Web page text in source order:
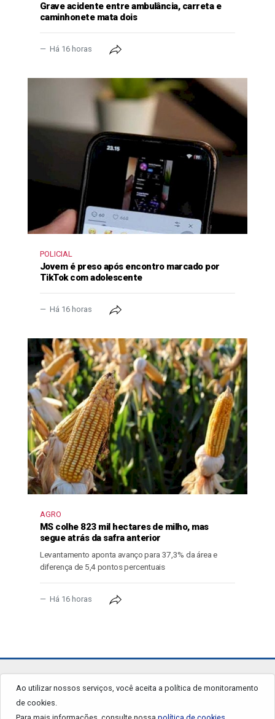
Grave acidente entre ambulância, carreta e
caminhonete mata dois
Há 16 horas
POLICIAL
Jovem é preso após encontro marcado por
TikTok com adolescente
Há 16 horas
AGRO
MS colhe 823 mil hectares de milho, mas
segue atrás da safra anterior
Levantamento aponta avanço para 37,3% da área e
diferença de 5,4 pontos percentuais
Há 16 horas
Ao utilizar nossos serviços, você aceita a política de monitoramento
de cookies.
jornalgrandourados.com.br